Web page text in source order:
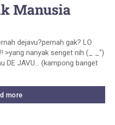
Manusia
dejavu?pernah gak? LO
>yang nanyak senget nih (_ _")
DE JAVU... (kampong banget
more